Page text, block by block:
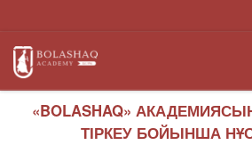
«BOLASHAQ»
ТІРКЕУ БОЙЫНША